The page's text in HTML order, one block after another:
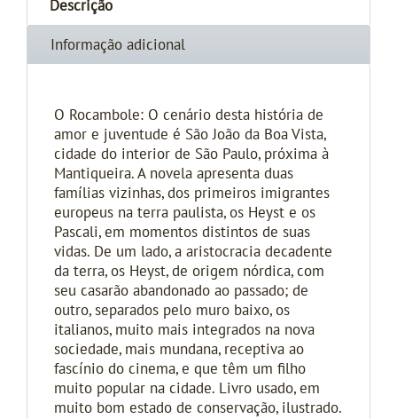
Descrição
Informação adicional
O Rocambole: O cenário desta história de
amor e juventude é São João da Boa Vista,
cidade do interior de São Paulo, próxima à
Mantiqueira. A novela apresenta duas
famílias vizinhas, dos primeiros imigrantes
europeus na terra paulista, os Heyst e os
Pascali, em momentos distintos de suas
vidas. De um lado, a aristocracia decadente
da terra, os Heyst, de origem nórdica, com
seu casarão abandonado ao passado; de
outro, separados pelo muro baixo, os
italianos, muito mais integrados na nova
sociedade, mais mundana, receptiva ao
fascínio do cinema, e que têm um filho
muito popular na cidade. Livro usado, em
muito bom estado de conservação, ilustrado.